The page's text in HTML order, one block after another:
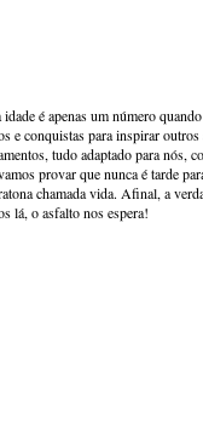
é apenas um número
e conquistas para inspirar outros
tudo adaptado para nós,
provar que nunca é tarde
chamada vida. Afinal, a
lá, o asfalto nos espera!